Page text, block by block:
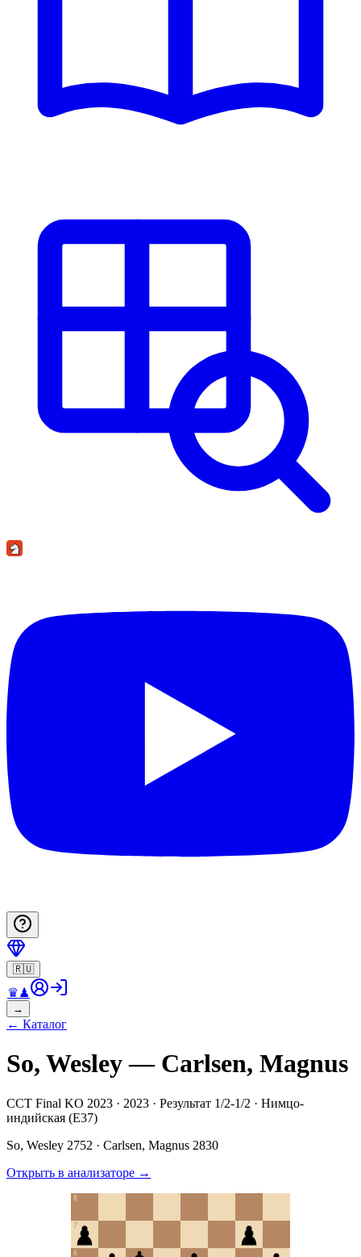
🇷🇺
♛♟
→
← Каталог
So, Wesley — Carlsen, Magnus
CCT Final KO 2023 · 2023 · Результат 1/2-1/2 · Нимцо-
индийская (E37)
So, Wesley 2752 · Carlsen, Magnus 2830
Открыть в анализаторе →
6
7
8